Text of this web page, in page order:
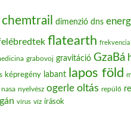
chemtrail dimenzió dns
flatearth frekvencia
grabovoj gravitáció GzaBá
képregény labant lapos föld
nasa nyelvész ogerle oltás repülő
vírus víz írások